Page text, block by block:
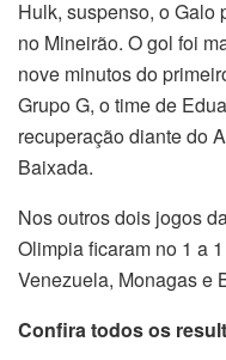
Hulk, suspenso, o Galo
no Mineirão. O gol foi
nove minutos do
Grupo G, o time de
recuperação diante do
Baixada.
Nos outros dois jogos
Olimpia ficaram no 1 a
Venezuela, Monagas e
Confira todos os